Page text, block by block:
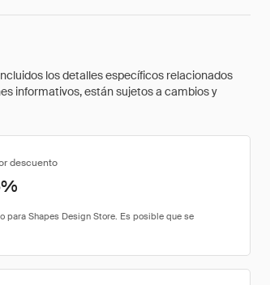
los detalles específicos relacionados
informativos, están sujetos a cambios y
descuento